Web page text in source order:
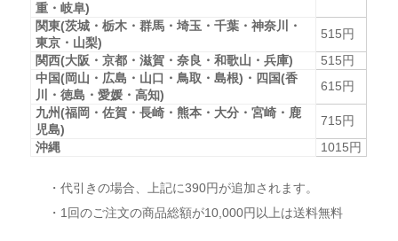
重・岐阜)
関東(茨城・栃木・群馬・埼玉・千葉・神奈川・
東京・山梨)
515円
関西(大阪・京都・滋賀・奈良・和歌山・兵庫)
515円
中国(岡山・広島・山口・鳥取・島根)・四国(香
川・徳島・愛媛・高知)
615円
九州(福岡・佐賀・長崎・熊本・大分・宮崎・鹿
児島)
715円
沖縄
1015円
・代引きの場合、上記に390円が追加されます。
・1回のご注文の商品総額が10,000円以上は送料無料